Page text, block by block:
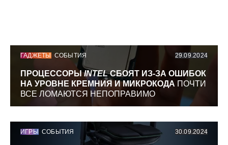
ГАДЖЕТЫ СОБЫТИЯ 29.09.2024
ПРОЦЕССОРЫINTELСБОЯТ ИЗ-ЗА ОШИБОК
НА УРОВНЕ КРЕМНИЯ И МИКРОКОДА ПОЧТИ
ВСЕ ЛОМАЮТСЯ НЕПОПРАВИМО
ИГРЫ СОБЫТИЯ 30.09.2024